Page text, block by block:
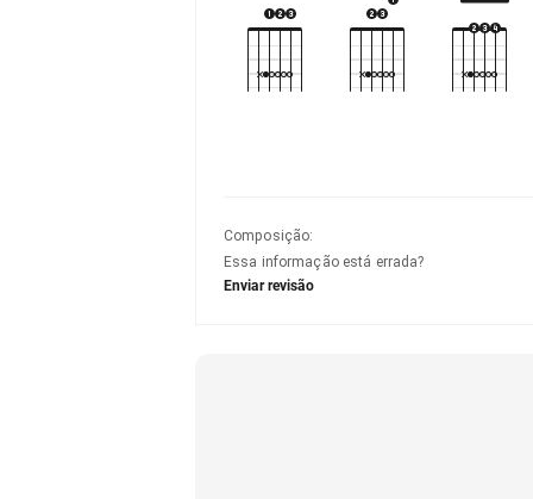
Composição:
Essa informação está errada?
Enviar revisão